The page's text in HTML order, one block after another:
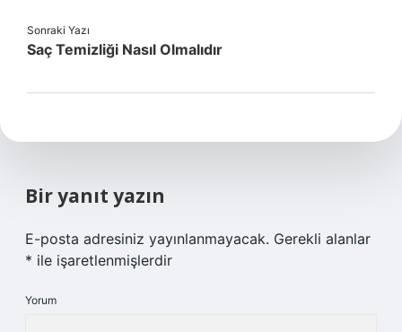
Sonraki Yazı
Saç Temizliği Nasıl Olmalıdır
Bir yanıt yazın
E-posta adresiniz yayınlanmayacak. Gerekli alanlar
* ile işaretlenmişlerdir
Yorum